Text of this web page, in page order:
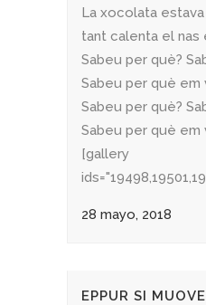
La xocolata
tant calenta el nas
Sabeu per què?
Sabeu per què em
Sabeu per què?
Sabeu per què em
[gallery
28 mayo, 2018
EPPUR SI